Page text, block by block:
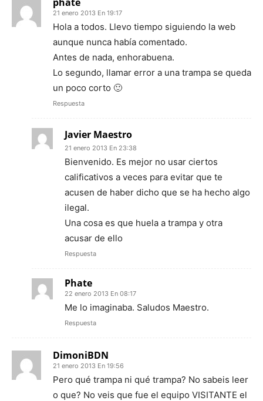
21 enero 2013 En 19:17
Hola a todos. Llevo tiempo siguiendo la web
aunque nunca había comentado.
Antes de nada, enhorabuena.
Lo segundo, llamar error a una trampa se queda
un poco corto 🙂
Respuesta
Javier Maestro
21 enero 2013 En 23:38
Bienvenido. Es mejor no usar ciertos
calificativos a veces para evitar que te
acusen de haber dicho que se ha hecho algo
ilegal.
Una cosa es que huela a trampa y otra
acusar de ello
Respuesta
Phate
22 enero 2013 En 08:17
Me lo imaginaba. Saludos Maestro.
Respuesta
DimoniBDN
21 enero 2013 En 19:56
Pero qué trampa ni qué trampa? No sabeis leer
o que? No veis que fue el equipo VISITANTE el